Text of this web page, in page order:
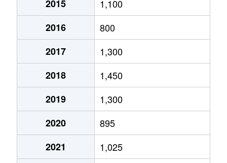
700万円 青森
450万円 青森
2015
1,100
2016
800
2017
1,300
2018
1,450
2019
1,300
2020
895
2021
1,025